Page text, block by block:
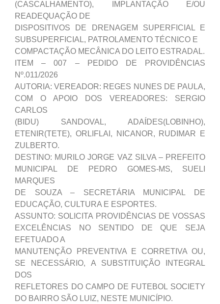
(CASCALHAMENTO), IMPLANTAÇÃO E/OU
READEQUAÇÃO DE
DISPOSITIVOS DE DRENAGEM SUPERFICIAL E
SUBSUPERFICIAL, PATROLAMENTO TÉCNICO E
COMPACTAÇÃO MECÂNICA DO LEITO ESTRADAL.
ITEM – 007 – PEDIDO DE PROVIDÊNCIAS
Nº.011/2026
AUTORIA: VEREADOR: REGES NUNES DE PAULA,
COM O APOIO DOS VEREADORES: SERGIO
CARLOS
(BIDU) SANDOVAL, ADAÍDES(LOBINHO),
ETENIR(TETE), ORLIFLAI, NICANOR, RUDIMAR E
ZULBERTO.
DESTINO: MURILO JORGE VAZ SILVA – PREFEITO
MUNICIPAL DE PEDRO GOMES-MS, SUELI
MARQUES
DE SOUZA – SECRETÁRIA MUNICIPAL DE
EDUCAÇÃO, CULTURA E ESPORTES.
ASSUNTO: SOLICITA PROVIDÊNCIAS DE VOSSAS
EXCELÊNCIAS NO SENTIDO DE QUE SEJA
EFETUADO A
MANUTENÇÃO PREVENTIVA E CORRETIVA OU,
SE NECESSÁRIO, A SUBSTITUIÇÃO INTEGRAL
DOS
REFLETORES DO CAMPO DE FUTEBOL SOCIETY
DO BAIRRO SÃO LUIZ, NESTE MUNICÍPIO.